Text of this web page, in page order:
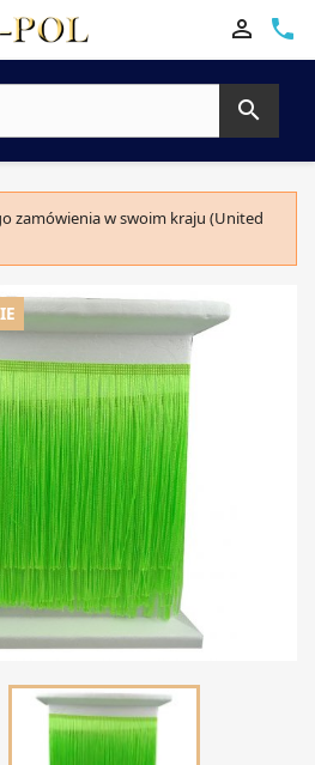
phone


zamówienia w swoim kraju (United